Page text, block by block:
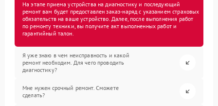
На этапе приема устройства на диагностику и последующий
ремонт вам будет предоставлен заказ-наряд с указанием страховых
обязательств на ваше устройство. Далее, после выполнения работ
по ремонту техники, вы получите акт выполненных работ и
гарантийный талон.
Я уже знаю в чем неисправность и какой
ремонт необходим. Для чего проводить
диагностику?
Мне нужен срочный ремонт. Сможете
сделать?